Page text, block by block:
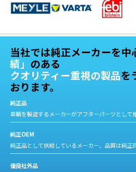
当社では純正メーカーを中
績」 のある
クオリティー重視の製品を
おります。
純正品
車輌を製造するメーカーがアフターパーツとして
純正OEM
純正品として供給しているメーカー、品質は純正
優良社外品